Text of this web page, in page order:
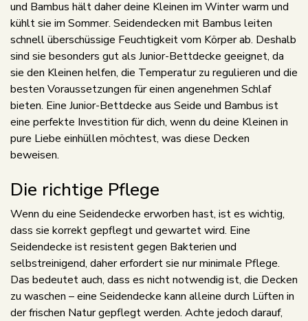
und Bambus hält daher deine Kleinen im Winter warm und
kühlt sie im Sommer. Seidendecken mit Bambus leiten
schnell überschüssige Feuchtigkeit vom Körper ab. Deshalb
sind sie besonders gut als Junior-Bettdecke geeignet, da
sie den Kleinen helfen, die Temperatur zu regulieren und die
besten Voraussetzungen für einen angenehmen Schlaf
bieten. Eine Junior-Bettdecke aus Seide und Bambus ist
eine perfekte Investition für dich, wenn du deine Kleinen in
pure Liebe einhüllen möchtest, was diese Decken
beweisen.
Die richtige Pflege
Wenn du eine Seidendecke erworben hast, ist es wichtig,
dass sie korrekt gepflegt und gewartet wird. Eine
Seidendecke ist resistent gegen Bakterien und
selbstreinigend, daher erfordert sie nur minimale Pflege.
Das bedeutet auch, dass es nicht notwendig ist, die Decken
zu waschen – eine Seidendecke kann alleine durch Lüften in
der frischen Natur gepflegt werden. Achte jedoch darauf,